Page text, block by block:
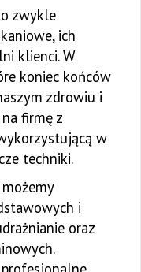
zwykle
ich
klienci. W
koniec końców
zdrowiu i
firmę z
w
techniki.
i
oraz